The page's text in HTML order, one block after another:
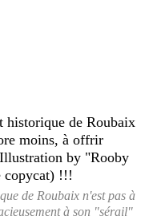
de Roubaix n'est pas à
à son "sérail"